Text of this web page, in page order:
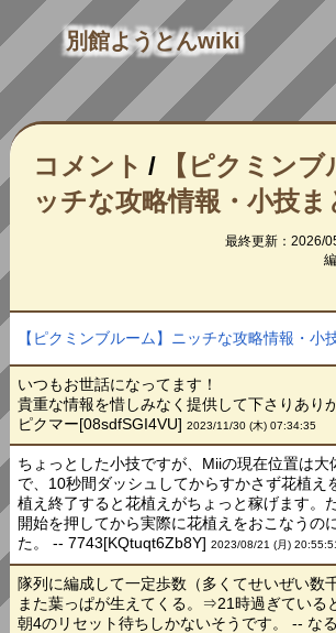
別館ようとんwiki
コメント /
【ピクミン
ッチな攻略情報・小技ま
最終更新：2026/
【ピクミンブルーム】ニッチな攻略情報・小
いつもお世話になってます！
貴重な情報を惜しみなく提供して下さりあり
ピクマー[08sdfSGI4VU]2023/11/30 (木) 07:34:35
ちょっとした小技ですが、Miiの現在位置は大
で、10秒間ダッシュしてからすかさず花植え
植え終了すると花植えがちょっと稼げます。
開始を押してから実際に花植えをおこなうの
た。 -- 7743[KQtuqt6Zb8Y]2023/08/21 (月)
隊列に編成して一定歩数（多くてせいぜい数
また葉っぱが生えてくる。⇒21時過ぎている
朝4のリセット待ちしかないそうです。 -- な